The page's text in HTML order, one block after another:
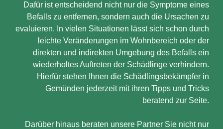
Dafür ist entscheidend nicht nur die Symptome eines
Befalls zu entfernen, sondern auch die Ursachen zu
evaluieren. In vielen Situationen lässt sich schon durch
leichte Veränderungen im Wohnbereich oder der
direkten und indirekten Umgebung des Befalls ein
wiederholtes Auftreten der Schädlinge verhindern.
Hierfür stehen Ihnen die Schädlingsbekämpfer in
Gemünden jederzeit mit ihren Tipps und Tricks
beratend zur Seite.
Darüber hinaus beraten unsere Partner Sie nicht nur